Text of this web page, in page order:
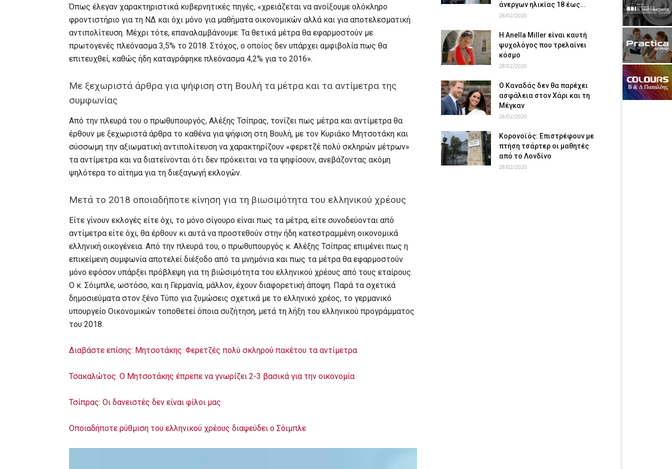
Όπως έλεγαν χαρακτηριστικά κυβερνητικές πηγές, «χρειάζεται να ανοίξουμε ολόκληρο
φροντιστήριο για τη ΝΔ και όχι μόνο για μαθήματα οικονομικών αλλά και για αποτελεσματική
αντιπολίτευση. Μέχρι τότε, επαναλαμβάνουμε: Τα θετικά μέτρα θα εφαρμοστούν με
πρωτογενές πλεόνασμα 3,5% το 2018. Στόχος, ο οποίος δεν υπάρχει αμφιβολία πως θα
επιτευχθεί, καθώς ήδη καταγράφηκε πλεόνασμα 4,2% για το 2016».
Με ξεχωριστά άρθρα για ψήφιση στη Βουλή τα μέτρα και τα αντίμετρα της
συμφωνίας
Από την πλευρά του ο πρωθυπουργός, Αλέξης Τσίπρας, τονίζει πως μέτρα και αντίμετρα θα
έρθουν με ξεχωριστά άρθρα το καθένα για ψήφιση στη Βουλή, με τον Κυριάκο Μητσοτάκη και
σύσσωμη την αξιωματική αντιπολίτευση να χαρακτηρίζουν «φερετζέ πολύ σκληρών μέτρων»
τα αντίμετρα και να διατείνονται ότι δεν πρόκειται να τα ψηφίσουν, ανεβάζοντας ακόμη
ψηλότερα το αίτημα για τη διεξαγωγή εκλογών.
Μετά το 2018 οποιαδήποτε κίνηση για τη βιωσιμότητα του ελληνικού χρέους
Είτε γίνουν εκλογές είτε όχι, το μόνο σίγουρο είναι πως τα μέτρα, είτε συνοδεύονται από
αντίμετρα είτε όχι, θα έρθουν κι αυτά να προστεθούν στην ήδη κατεστραμμένη οικονομικά
ελληνική οικογένεια. Από την πλευρά του, ο πρωθυπουργός κ. Αλέξης Τσίπρας επιμένει πως η
επικείμενη συμφωνία αποτελεί διέξοδο από τα μνημόνια και πως τα μέτρα θα εφαρμοστούν
μόνο εφόσον υπάρξει πρόβλεψη για τη βιώσιμότητα του ελληνικού χρέους από τους εταίρους.
Ο κ. Σόιμπλε, ωστόσο, και η Γερμανία, μάλλον, έχουν διαφορετική άποψη. Παρά τα σχετικά
δημοσιεύματα στον ξένο Τύπο για ζυμώσεις σχετικά με το ελληνικό χρέος, το γερμανικό
υπουργείο Οικονομικών τοποθετεί όποια συζήτηση, μετά τη λήξη του ελληνικού προγράμματος
του 2018.
Διαβάστε επίσης: Μητσοτάκης: Φερετζές πολύ σκληρού πακέτου τα αντίμετρα
Τσακαλώτος: Ο Μητσοτάκης έπρεπε να γνωρίζει 2-3 βασικά για την οικονομία
Τσίπρας: Οι δανειστές δεν είναι φίλοι μας
Οποιαδήποτε ρύθμιση του ελληνικού χρέους διαψεύδει ο Σόιμπλε
άνεργων ηλικίας 18 έως...
28/02/2020
Η Anella Miller είναι καυτή
ψυχολόγος που τρελαίνει
κόσμο
28/02/2020
Ο Καναδάς δεν θα παρέχει
ασφάλεια στον Χάρι και τη
Μέγκαν
28/02/2020
Κορονοϊός: Επιστρέφουν με
πτήση τσάρτερ οι μαθητές
από το Λονδίνο
28/02/2020